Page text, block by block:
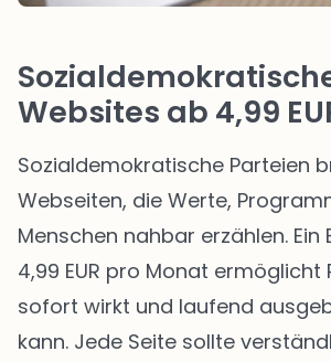
Websites ab 4,99
Sozialdemokratische Parteien
Webseiten, die Werte,
Menschen nahbar erzählen. Ein
4,99 EUR pro Monat ermöglicht
sofort wirkt und laufend
kann. Jede Seite sollte